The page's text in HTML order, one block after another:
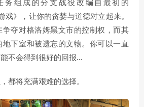
务组成的分支战役改编自最初的
戏》，让你的贪婪与道德对立起来。
争夺对格洛姆黑文市的控制权，而其
下室和被遗忘的文物。你可以一直
不会得到很好的回报…
都将充满艰难的选择。